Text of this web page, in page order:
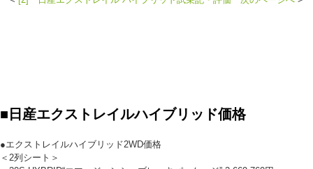
■日産エクストレイルハイブリッド価格
●エクストレイルハイブリッド2WD価格
＜2列シート＞